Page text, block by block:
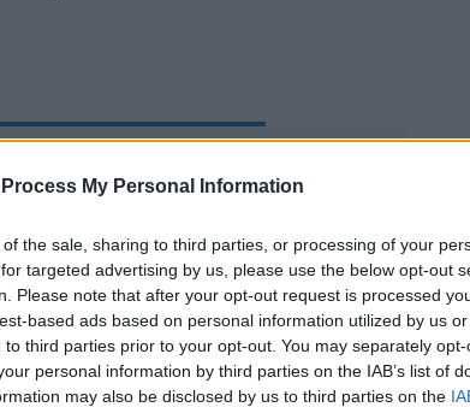
Process My Personal Information
the sale, sharing to third parties, or processing of your
targeted advertising by us, please use the below opt-out
Please note that after your opt-out request is processed
based ads based on personal information utilized by us
to third parties prior to your opt-out. You may separately
personal information by third parties on the IAB’s list of
may also be disclosed by us to third parties on the
Gentili si congeda dal
Controcorrente